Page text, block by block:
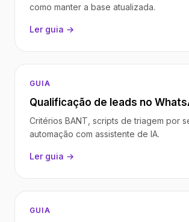
como manter a base atualizada.
Ler guia →
GUIA
Qualificação de leads no
Critérios BANT, scripts de triagem por
automação com assistente de IA.
Ler guia →
GUIA